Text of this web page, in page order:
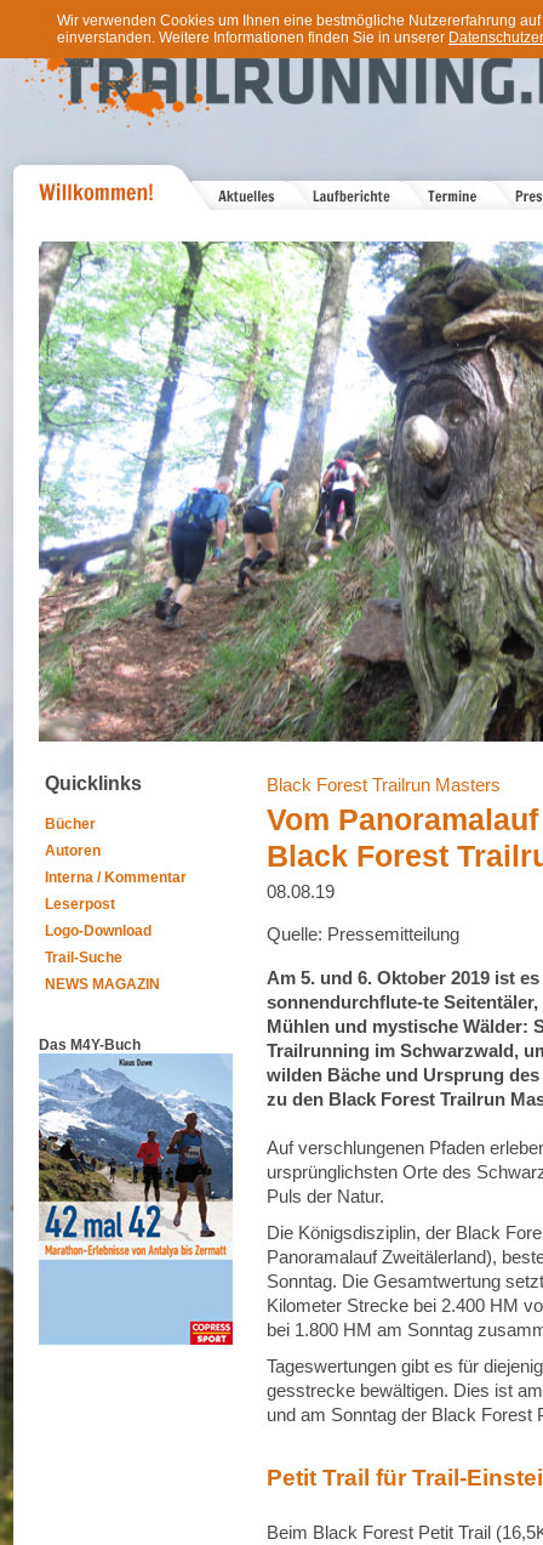
Wir verwenden Cookies um Ihnen eine bestmögliche Nutzererfahrung
einverstanden. Weitere Informationen finden Sie in unserer
Quicklinks
Bücher
Autoren
Interna / Kommentar
Leserpost
Logo-Download
Trail-Suche
NEWS MAGAZIN
Das M4Y-Buch
Black Forest Trailrun Masters
Vom
Black Forest
08.08.19
Quelle: Pressemitteilung
Am 5. und 6. Oktober 2019 ist
sonnendurchflute-te
Mühlen und mystische Wälder:
Trailrunning im Schwarzwald,
wilden Bäche und Ursprung
zu den Black Forest Trailrun
Auf verschlungenen Pfaden
ursprünglichsten Orte des
Puls der Natur.
Die Königsdisziplin, der Black
Panoramalauf Zweitälerland),
Sonntag. Die Gesamtwertung
Kilometer Strecke bei 2.400 HM
bei 1.800 HM am Sonntag
Tageswertungen gibt es für
gesstrecke bewältigen. Dies ist
und am Sonntag der Black Forest
Petit Trail für Trail-
Beim Black Forest Petit Trail